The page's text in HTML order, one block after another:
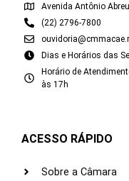
Avenida Antônio
(22) 2796-7800
Dias e Horários das
Horário de
às 17h
ACESSO RÁPIDO
Sobre a Câmara